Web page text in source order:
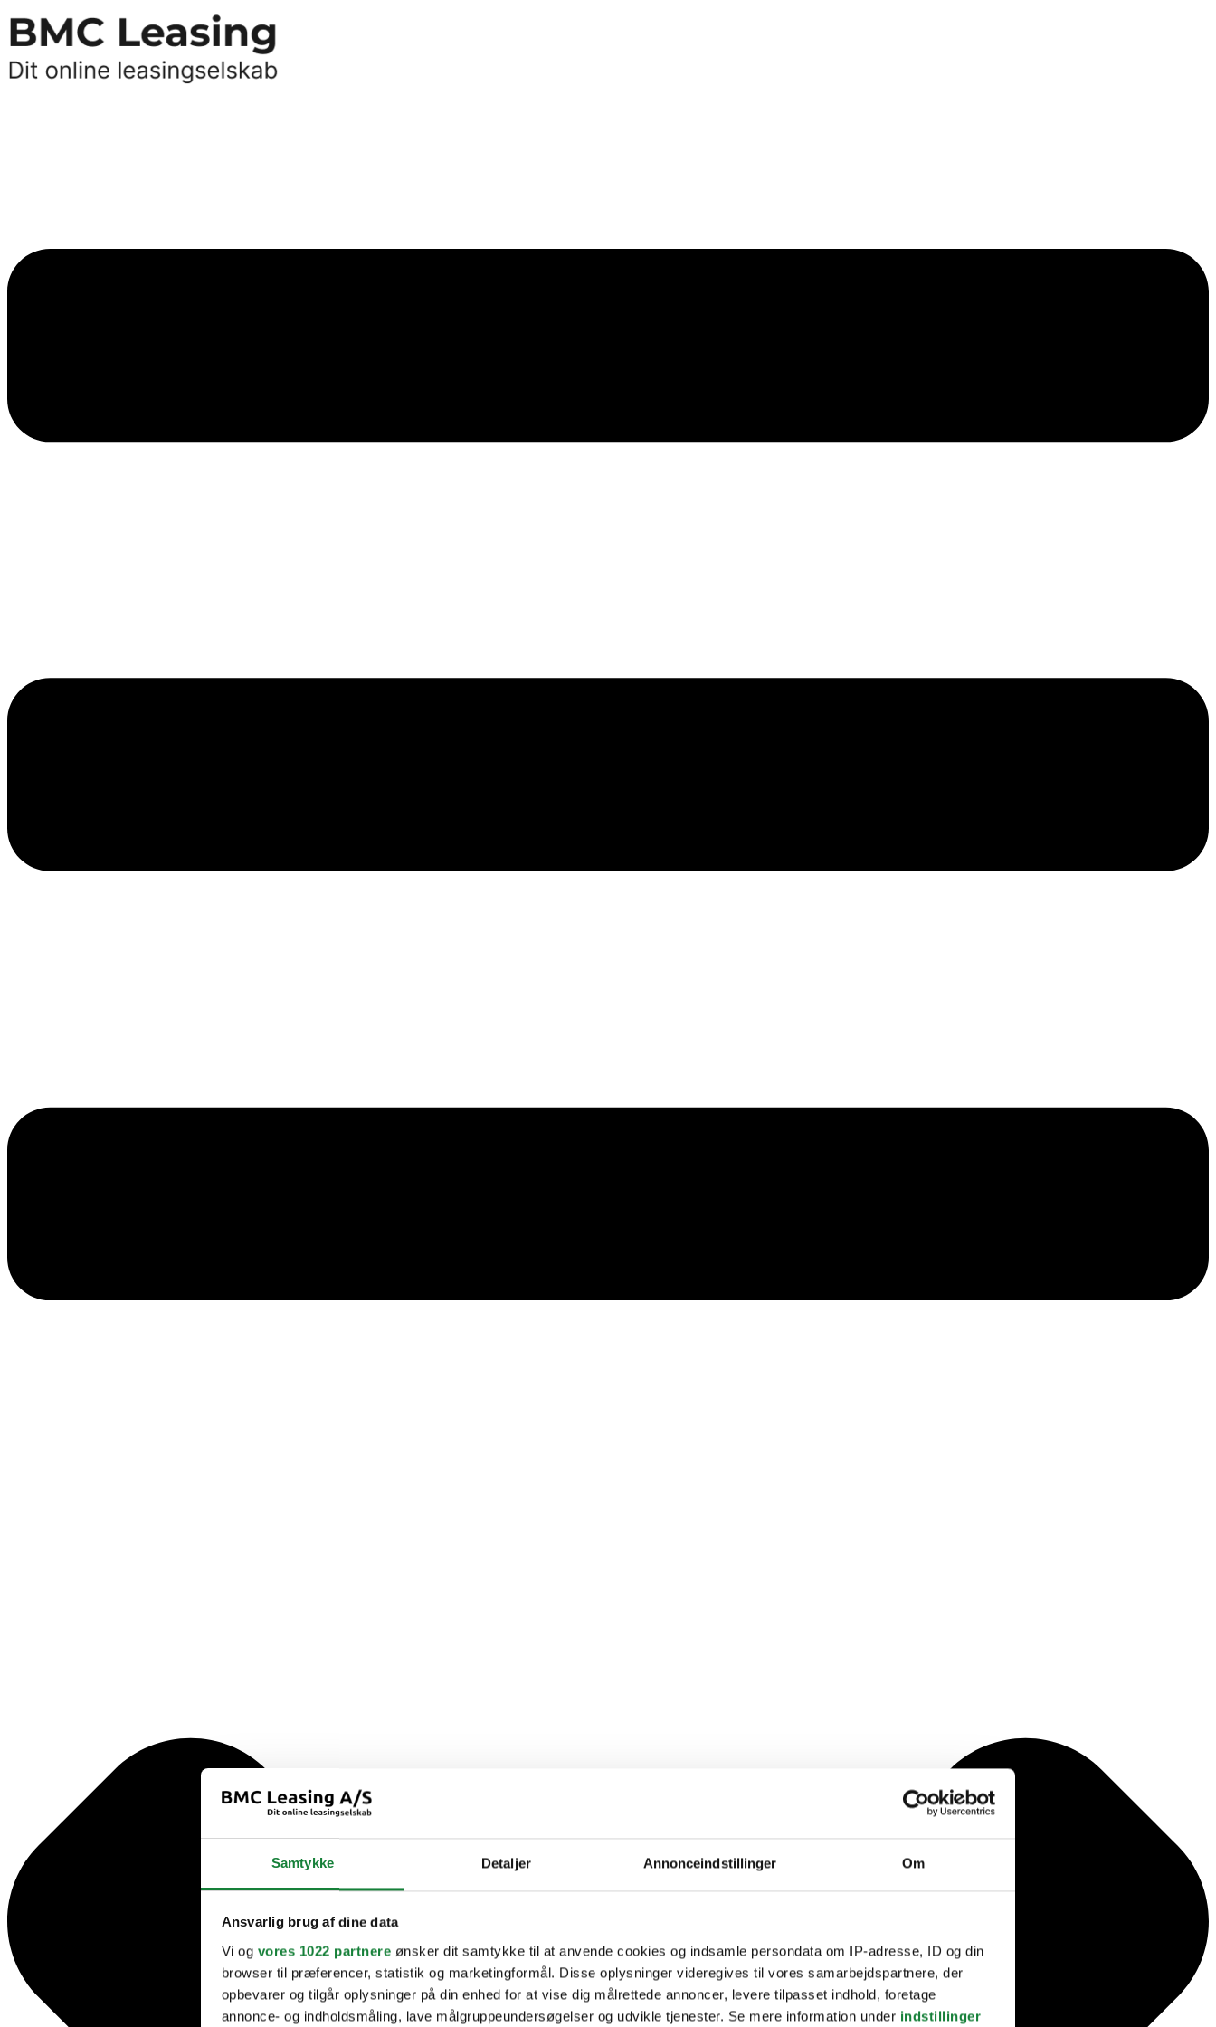
Samtykke Detaljer Annonceindstillinger Om
Ansvarlig brug af dine data
Vi og vores 1022 partnere ønsker dit samtykke til at anvende cookies og indsamle persondata om IP-adresse, ID og din
browser til præferencer, statistik og marketingformål. Disse oplysninger videregives til vores samarbejdspartnere, der
opbevarer og tilgår oplysninger på din enhed for at vise dig målrettede annoncer, levere tilpasset indhold, foretage
annonce- og indholdsmåling, lave målgruppeundersøgelser og udvikle tjenester. Se mere information under indstillinger
til
indhold